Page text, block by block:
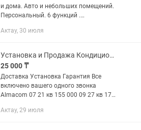
и дома. Авто и небольших помещений.
Персональный. 6 функций .
Актау, 30 июля
Установка и Продажа Кондиционер Almacom
25 000 ₸
Доставка Установка Гарантия Все
включено вашего одного звонка
Almacom 07 21 кв 155 000 09 27 кв 170
24 72 кв 360 000
Актау, 29 июля